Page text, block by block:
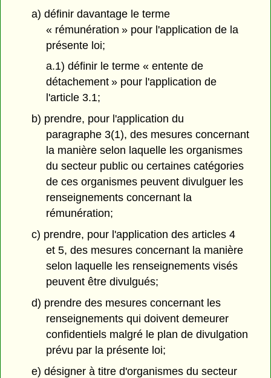
a) définir davantage le terme
« rémunération » pour l'application de la
présente loi;
a.1) définir le terme « entente de
détachement » pour l'application de
l'article 3.1;
b) prendre, pour l'application du
paragraphe 3(1), des mesures concernant
la manière selon laquelle les organismes
du secteur public ou certaines catégories
de ces organismes peuvent divulguer les
renseignements concernant la
rémunération;
c) prendre, pour l'application des articles 4
et 5, des mesures concernant la manière
selon laquelle les renseignements visés
peuvent être divulgués;
d) prendre des mesures concernant les
renseignements qui doivent demeurer
confidentiels malgré le plan de divulgation
prévu par la présente loi;
e) désigner à titre d'organismes du secteur